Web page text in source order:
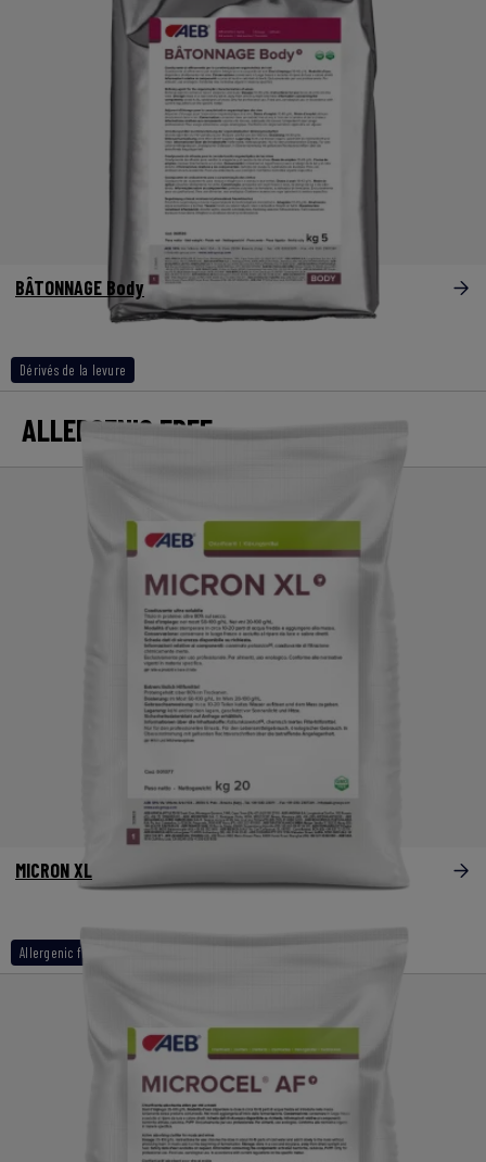
Dérivés de la levure
BÂTONNAGE Body
ALLERGENIC FREE
Allergenic free
MICRON XL